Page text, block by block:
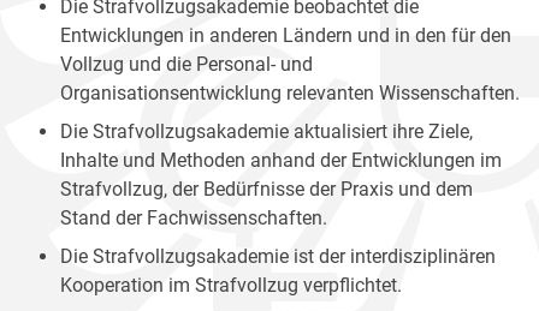
Die Strafvollzugsakademie beobachtet die
Entwicklungen in anderen Ländern und in den für den
Vollzug und die Personal- und
Organisationsentwicklung relevanten Wissenschaften.
Die Strafvollzugsakademie aktualisiert ihre Ziele,
Inhalte und Methoden anhand der Entwicklungen im
Strafvollzug, der Bedürfnisse der Praxis und dem
Stand der Fachwissenschaften.
Die Strafvollzugsakademie ist der interdisziplinären
Kooperation im Strafvollzug verpflichtet.